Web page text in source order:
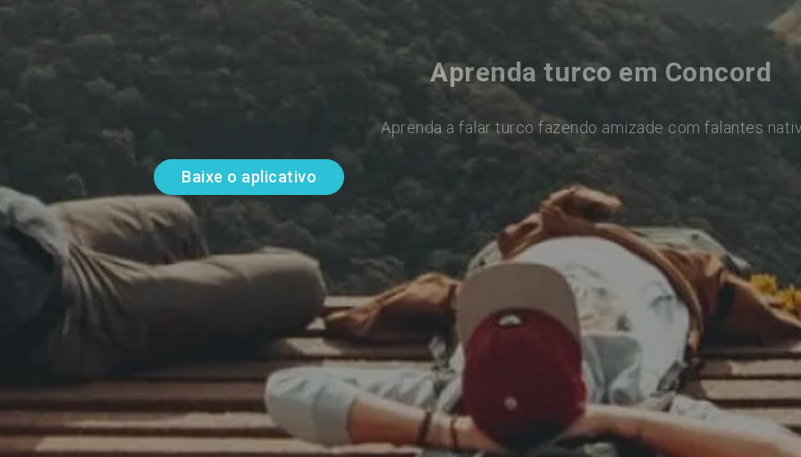
Aprenda turco em Concord
Aprenda a falar turco fazendo amizade com falantes
Baixe o aplicativo